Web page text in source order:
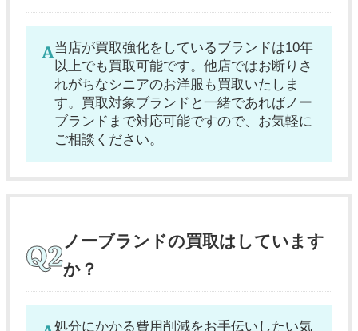
当店が買取強化をしているブランドは10年
以上でも買取可能です。他店ではお断りさ
れがちなシニアのお洋服も買取いたしま
す。買取対象ブランドと一緒であればノー
ブランドまで対応可能ですので、お気軽に
ご相談ください。
ノーブランドの買取はしています
か？
処分にかかる費用削減をお手伝いしたい気